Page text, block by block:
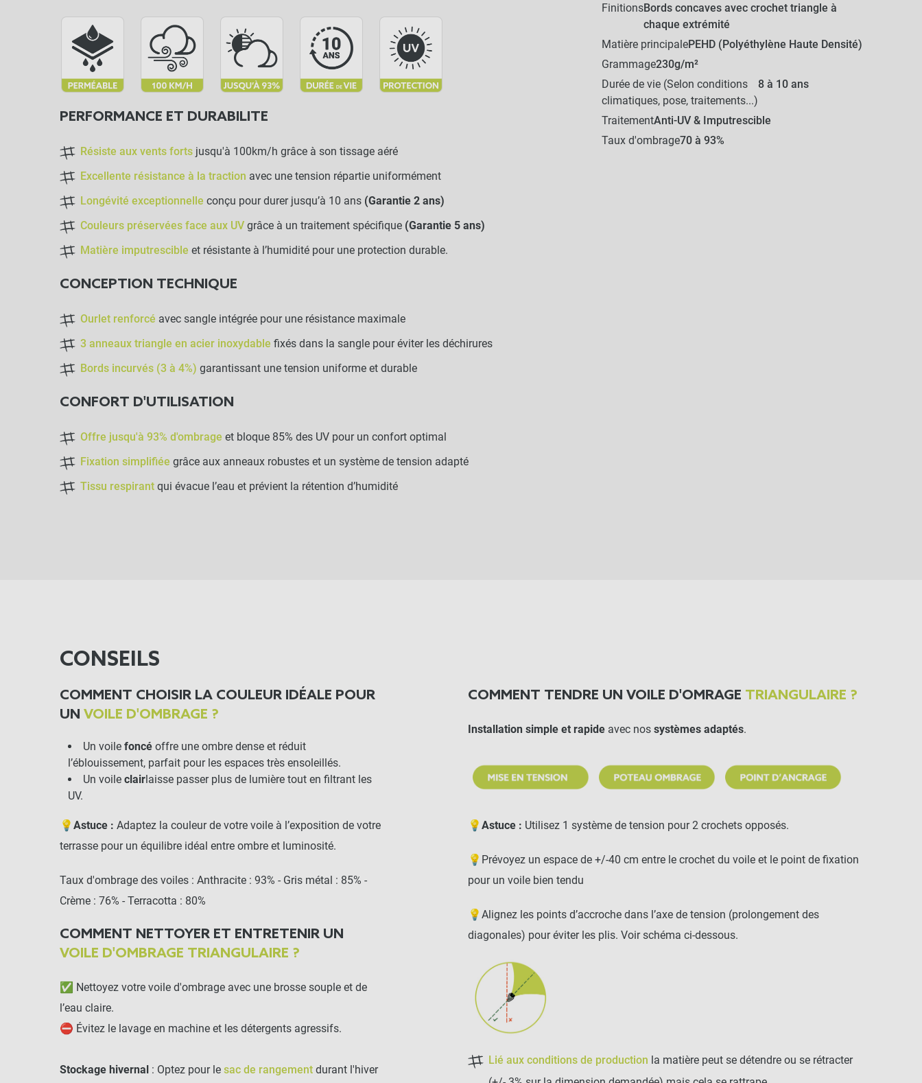
PERFORMANCE ET DURABILITE
Résiste aux vents forts jusqu'à 100km/h grâce à son tissage aéré
Excellente résistance à la traction avec une tension répartie uniformément
Longévité exceptionnelle conçu pour durer jusqu’à 10 ans (Garantie 2 ans)
Couleurs préservées face aux UV grâce à un traitement spécifique (Garantie 5 ans)
Matière imputrescible et résistante à l’humidité pour une protection durable.
CONCEPTION TECHNIQUE
Ourlet renforcé avec sangle intégrée pour une résistance maximale
3 anneaux triangle en acier inoxydable fixés dans la sangle pour éviter les déchirures
Bords incurvés (3 à 4%) garantissant une tension uniforme et durable
CONFORT D'UTILISATION
Offre jusqu'à 93% d'ombrage et bloque 85% des UV pour un confort optimal
Fixation simplifiée grâce aux anneaux robustes et un système de tension adapté
Tissu respirant qui évacue l’eau et prévient la rétention d’humidité
FinitionsBords concaves avec crochet triangle à
chaque extrémité
Matière principalePEHD (Polyéthylène Haute Densité)
Grammage230g/m²
Durée de vie (Selon conditions
climatiques, pose, traitements...)
8 à 10 ans
TraitementAnti-UV & Imputrescible
Taux d'ombrage70 à 93%
CONSEILS
COMMENT CHOISIR LA COULEUR IDÉALE POUR
UN VOILE D'OMBRAGE ?
Un voile foncé offre une ombre dense et réduit
l’éblouissement, parfait pour les espaces très ensoleillés.
Un voile clairlaisse passer plus de lumière tout en filtrant les
UV.
💡 Astuce : Adaptez la couleur de votre voile à l’exposition de votre
terrasse pour un équilibre idéal entre ombre et luminosité.
Taux d'ombrage des voiles : Anthracite : 93% - Gris métal : 85% -
Crème : 76% - Terracotta : 80%
COMMENT NETTOYER ET ENTRETENIR UN
VOILE D'OMBRAGE TRIANGULAIRE ?
✅ Nettoyez votre voile d'ombrage avec une brosse souple et de
l’eau claire.
⛔ Évitez le lavage en machine et les détergents agressifs.
Stockage hivernal : Optez pour le sac de rangement durant l'hiver
COMMENT TENDRE UN VOILE D'OMRAGE TRIANGULAIRE ?
Installation simple et rapide avec nos systèmes adaptés.
💡 Astuce : Utilisez 1 système de tension pour 2 crochets opposés.
💡Prévoyez un espace de +/-40 cm entre le crochet du voile et le point de fixation
pour un voile bien tendu
💡Alignez les points d’accroche dans l’axe de tension (prolongement des
diagonales) pour éviter les plis. Voir schéma ci-dessous.
Lié aux conditions de production la matière peut se détendre ou se rétracter